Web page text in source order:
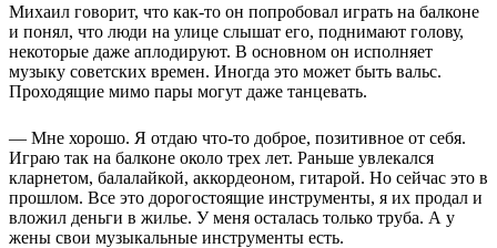
Михаил говорит, что как-то он попробовал играть на балконе
и понял, что люди на улице слышат его, поднимают голову,
некоторые даже аплодируют. В основном он исполняет
музыку советских времен. Иногда это может быть вальс.
Проходящие мимо пары могут даже танцевать.
— Мне хорошо. Я отдаю что-то доброе, позитивное от себя.
Играю так на балконе около трех лет. Раньше увлекался
кларнетом, балалайкой, аккордеоном, гитарой. Но сейчас это в
прошлом. Все это дорогостоящие инструменты, я их продал и
вложил деньги в жилье. У меня осталась только труба. А у
жены свои музыкальные инструменты есть.